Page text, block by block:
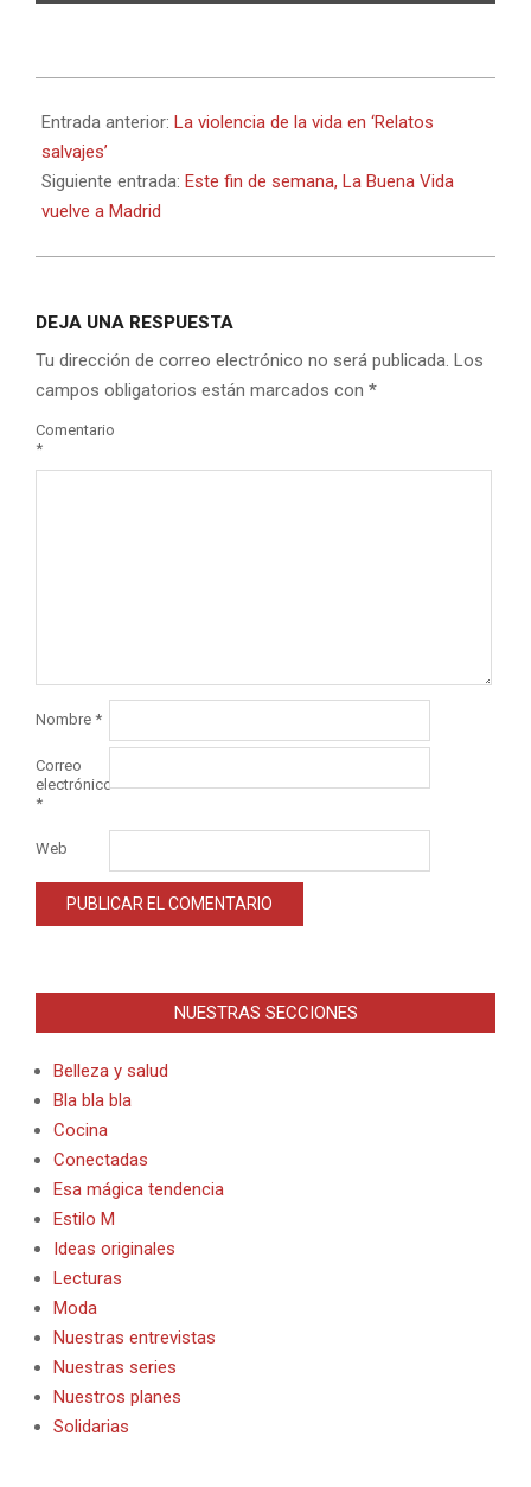
10-
22
Entrada anterior: La violencia de la vida en ‘Relatos
salvajes’
Siguiente entrada: Este fin de semana, La Buena Vida
vuelve a Madrid
DEJA UNA RESPUESTA
Tu dirección de correo electrónico no será publicada. Los
campos obligatorios están marcados con *
Comentario
*
Nombre *
Correo
electrónico
*
Web
NUESTRAS SECCIONES
Belleza y salud
Bla bla bla
Cocina
Conectadas
Esa mágica tendencia
Estilo M
Ideas originales
Lecturas
Moda
Nuestras entrevistas
Nuestras series
Nuestros planes
Solidarias